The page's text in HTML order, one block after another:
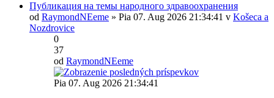
Публикация на темы народного здравоохранения
od RaymondNEeme » Pia 07. Aug 2026 21:34:41 v Košeca a
Nozdrovice
0
37
od RaymondNEeme
Pia 07. Aug 2026 21:34:41